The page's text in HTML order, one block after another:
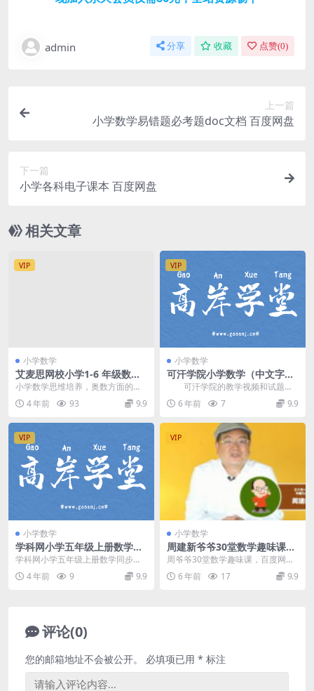
admin 分享 收藏 点赞(0)
上一篇
小学数学易错题必考题doc文档 百度网盘
下一篇
小学各科电子课本 百度网盘
相关文章
VIP
小学数学
艾麦思网校小学1-6 年级数学
思维视频课 各年级全套 300讲
MP4视频合集百度网盘下载
小学数学思维培养，奥数方面的学
习非常关键，一套适合小学各个年
级的数学思维课程，非...
4 年前 93 9.9
VIP
小学数学
可汗学院小学数学（中文字幕
视频）百度网盘
可汗学院的教学视频和试题是
全英文的，可以在学习数学的同
时，提升在学术上使用英...
6 年前 7 9.9
VIP
小学数学
学科网小学五年级上册数学同
步课人教新课标（1.60G高清
视频）百度网盘分享
学科网小学五年级上册数学同步课
人教新课标，百度网盘小学数学课
程1.60G高清视频...
4 年前 9 9.9
VIP
小学数学
周建新爷爷30堂数学趣味课全
套
周爷爷30堂数学趣味课，百度网盘
高清视频。 资源目录（讲义已压
缩打包） 【先导课...
6 年前 17 9.9
评论(0)
您的邮箱地址不会被公开。 必填项已用 * 标注